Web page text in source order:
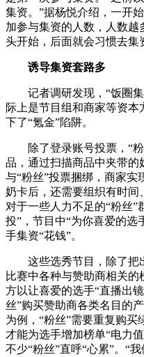
集资。”据杨悦介绍，一开
加参与集资的人数，人数越
头开始，后面就会习惯去集
诱导集资套路多
记者调研发现，“饭圈集
际上是节目组和商家等资
下了“氪金”陷阱。
除了登录账号投票，“粉
品，通过扫描商品中夹带的
与“粉丝”投票捆绑，商家
奶卡后，还需要组织有时间
对于一些人力不足的“粉丝”
投”，节目中“为你喜爱的选
手集资“花钱”。
这些选秀节目，除了把出
比赛中各种与赞助商相关的
方以让喜爱的选手“直播出
丝”购买赞助商各类名目的
为例，“粉丝”需要重复购买
才能为选手增加榜单“电力
不少“粉丝”直呼“心累”。“